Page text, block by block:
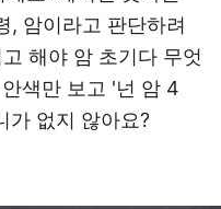
, 암이라고 판단하려
해야 암 초기다 무엇
색만 보고 '넌 암 4
가 없지 않아요?